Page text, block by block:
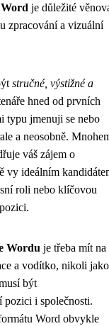
je důležité
zpracování a vizuální
stručné, výstižné a
hned od prvních
typu jmenuji se nebo
a neosobně.
váš zájem o
vy ideálním
roli nebo klíčovou
Wordu je třeba mít na
a vodítko, nikoli jako
být
i společnosti.
Word obvykle